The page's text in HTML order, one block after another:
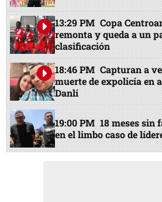
13:29 PM Copa
remonta y queda a un
clasificación
18:46 PM Capturan a
muerte de expolicía en
Danlí
19:00 PM 18 meses sin
en el limbo caso de